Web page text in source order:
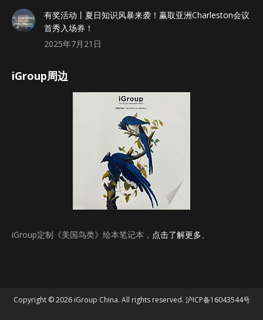
有奖活动丨夏日知识风暴来袭！赢取亚洲Charleston会议
首秀入场券！
2025年7月21日
iGroup周边
iGroup定制《美国鸟类》绘本笔记本， 点击了解更多。
Copyright © 2026 iGroup China. All rights reserved. 沪ICP备16043544号